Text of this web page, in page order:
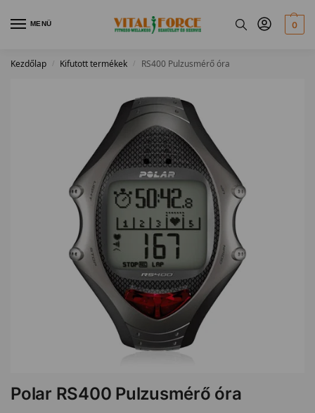
MENÜ 0
Kezdőlap / Kifutott termékek / RS400 Pulzusmérő óra
Polar RS400 Pulzusmérő óra